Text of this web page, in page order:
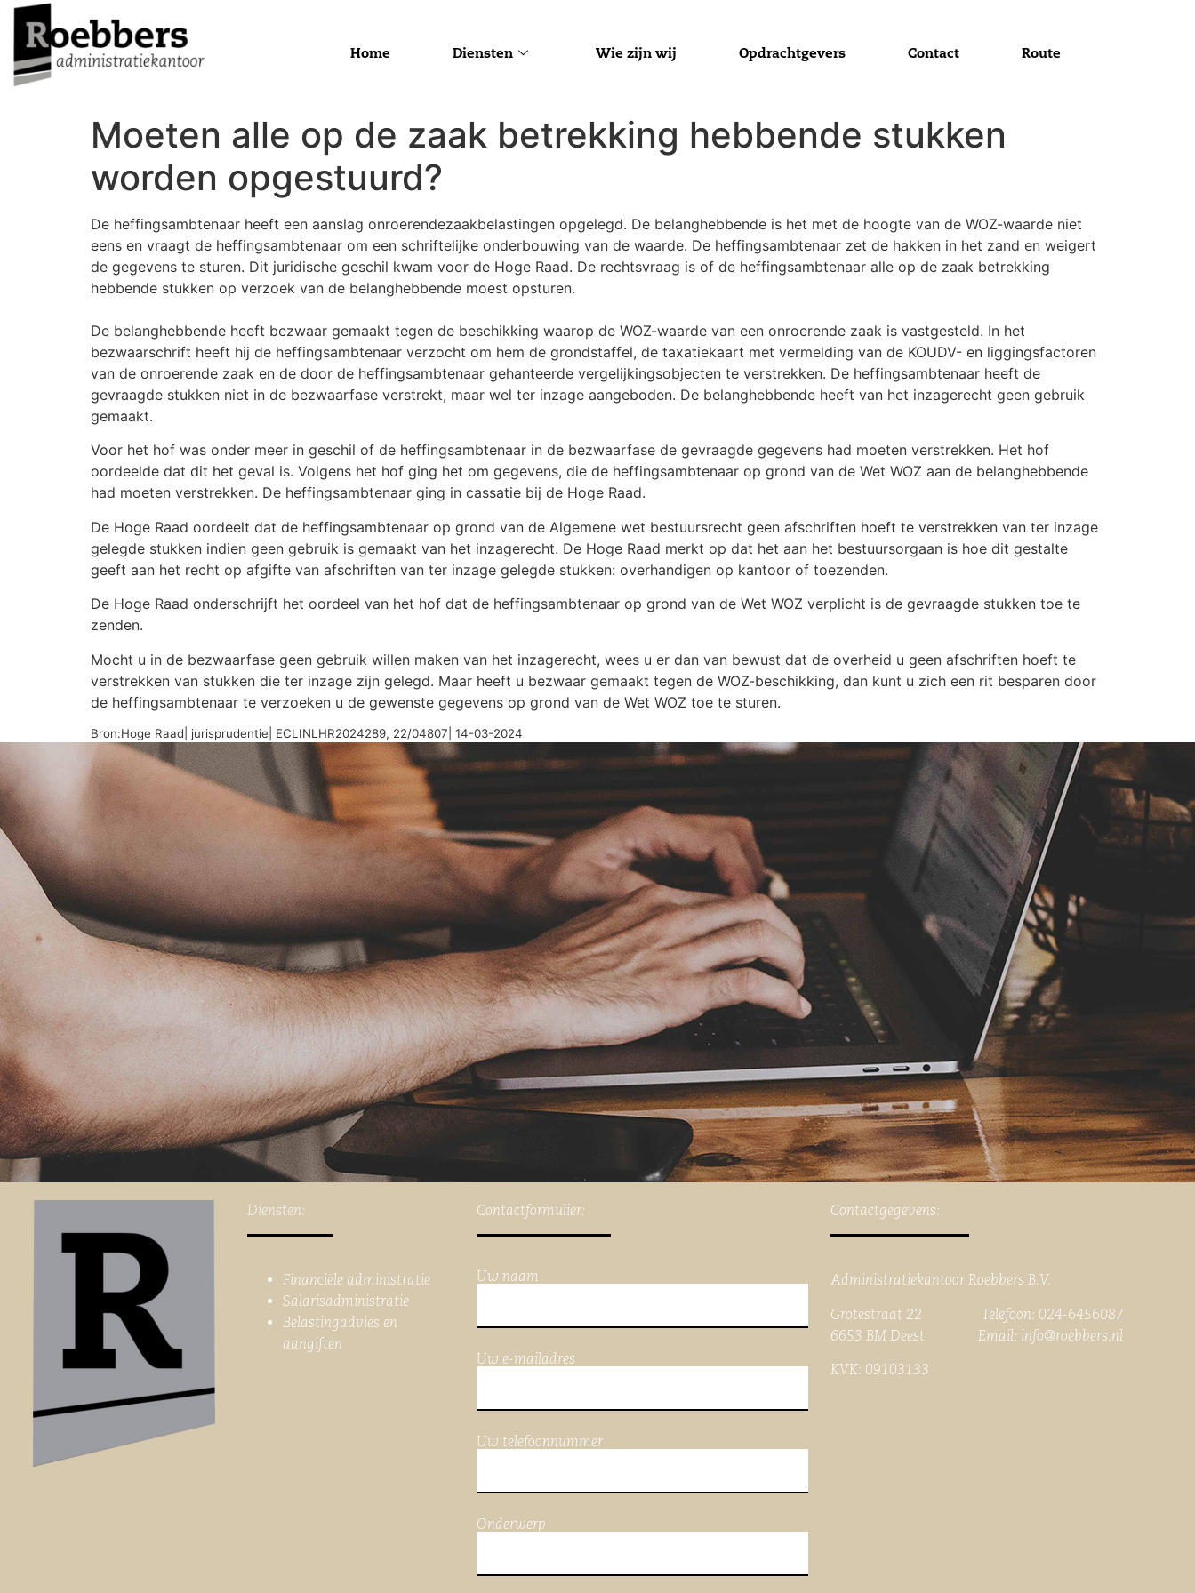
Home Diensten Wie zijn wij Opdrachtgevers Contact Route
Moeten alle op de zaak betrekking hebbende stukken
worden opgestuurd?
De heffingsambtenaar heeft een aanslag onroerendezaakbelastingen opgelegd. De belanghebbende is het met de hoogte van de WOZ-waarde niet
eens en vraagt de heffingsambtenaar om een schriftelijke onderbouwing van de waarde. De heffingsambtenaar zet de hakken in het zand en weigert
de gegevens te sturen. Dit juridische geschil kwam voor de Hoge Raad. De rechtsvraag is of de heffingsambtenaar alle op de zaak betrekking
hebbende stukken op verzoek van de belanghebbende moest opsturen.
De belanghebbende heeft bezwaar gemaakt tegen de beschikking waarop de WOZ-waarde van een onroerende zaak is vastgesteld. In het
bezwaarschrift heeft hij de heffingsambtenaar verzocht om hem de grondstaffel, de taxatiekaart met vermelding van de KOUDV- en liggingsfactoren
van de onroerende zaak en de door de heffingsambtenaar gehanteerde vergelijkingsobjecten te verstrekken. De heffingsambtenaar heeft de
gevraagde stukken niet in de bezwaarfase verstrekt, maar wel ter inzage aangeboden. De belanghebbende heeft van het inzagerecht geen gebruik
gemaakt.
Voor het hof was onder meer in geschil of de heffingsambtenaar in de bezwaarfase de gevraagde gegevens had moeten verstrekken. Het hof
oordeelde dat dit het geval is. Volgens het hof ging het om gegevens, die de heffingsambtenaar op grond van de Wet WOZ aan de belanghebbende
had moeten verstrekken. De heffingsambtenaar ging in cassatie bij de Hoge Raad.
De Hoge Raad oordeelt dat de heffingsambtenaar op grond van de Algemene wet bestuursrecht geen afschriften hoeft te verstrekken van ter inzage
gelegde stukken indien geen gebruik is gemaakt van het inzagerecht. De Hoge Raad merkt op dat het aan het bestuursorgaan is hoe dit gestalte
geeft aan het recht op afgifte van afschriften van ter inzage gelegde stukken: overhandigen op kantoor of toezenden.
De Hoge Raad onderschrijft het oordeel van het hof dat de heffingsambtenaar op grond van de Wet WOZ verplicht is de gevraagde stukken toe te
zenden.
Mocht u in de bezwaarfase geen gebruik willen maken van het inzagerecht, wees u er dan van bewust dat de overheid u geen afschriften hoeft te
verstrekken van stukken die ter inzage zijn gelegd. Maar heeft u bezwaar gemaakt tegen de WOZ-beschikking, dan kunt u zich een rit besparen door
de heffingsambtenaar te verzoeken u de gewenste gegevens op grond van de Wet WOZ toe te sturen.
Bron:Hoge Raad| jurisprudentie| ECLINLHR2024289, 22/04807| 14-03-2024
Diensten:
Financiële administratie
Salarisadministratie
Belastingadvies en
aangiften
Contactformulier:
Uw naam
Uw e-mailadres
Uw telefoonnummer
Onderwerp
Contactgegevens:
Administratiekantoor Roebbers B.V.
Grotestraat 22 Telefoon: 024-6456087
6653 BM Deest Email: info@roebbers.nl
KVK: 09103133